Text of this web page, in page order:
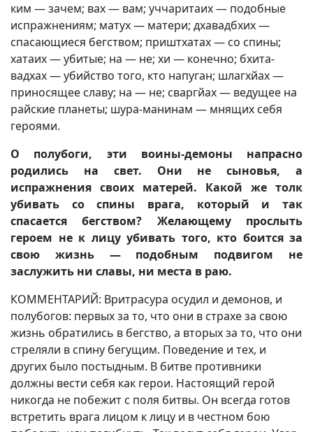
ким — зачем; вах — вам; уччаритаих — подобные
испражнениям; матух — матери; дхавадбхих —
спасающиеся бегством; приштхатах — со спины;
хатаих — убитые; на — не; хи — конечно; бхита-
вадхах — убийство того, кто напуган; шлагхйах —
приносящее славу; на — не; сваргйах — ведущее на
райские планеты; шура-манинам — мнящих себя
героями.
О полубоги, эти воины-демоны напрасно
родились на свет. Они не сыновья, а
испражнения своих матерей. Какой же толк
убивать со спины врага, который и так
спасается бегством? Желающему прослыть
героем не к лицу убивать того, кто боится за
свою жизнь — подобным подвигом не
заслужить ни славы, ни места в раю.
КОММЕНТАРИЙ: Вритрасура осудил и демонов, и
полубогов: первых за то, что они в страхе за свою
жизнь обратились в бегство, а вторых за то, что они
стреляли в спину бегущим. Поведение и тех, и
других было постыдным. В битве противники
должны вести себя как герои. Настоящий герой
никогда не побежит с поля битвы. Он всегда готов
встретить врага лицом к лицу и в честном бою